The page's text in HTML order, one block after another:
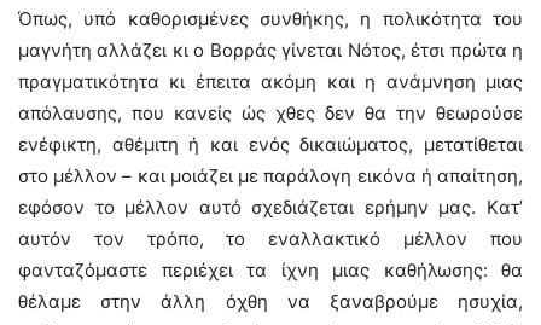
Όπως, υπό καθορισμένες συνθήκης, η πολικότητα του
μαγνήτη αλλάζει κι ο Bορράς γίνεται Nότος, έτσι πρώτα η
πραγματικότητα κι έπειτα ακόμη και η ανάμνηση μιας
απόλαυσης, που κανείς ώς χθες δεν θα την θεωρούσε
ενέφικτη, αθέμιτη ή και ενός δικαιώματος, μετατίθεται
στο μέλλον – και μοιάζει με παράλογη εικόνα ή απαίτηση,
εφόσον το μέλλον αυτό σχεδιάζεται ερήμην μας. Kατ’
αυτόν τον τρόπο, το εναλλακτικό μέλλον που
φανταζόμαστε περιέχει τα ίχνη μιας καθήλωσης: θα
θέλαμε στην άλλη όχθη να ξαναβρούμε ησυχία,